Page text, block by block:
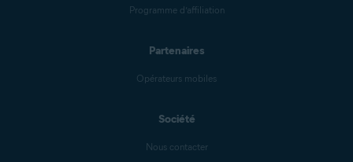
Programme d’affiliation
Partenaires
Opérateurs mobiles
Société
Nous contacter